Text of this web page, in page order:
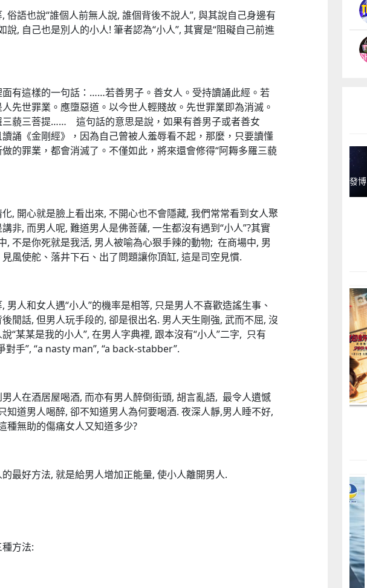
俗語也說“誰個人前無人說, 誰個背後不說人”, 與其說自己身邊有
說, 自己也是別人的小人! 筆者認為“小人”, 其實是“阻礙自己前進
面有這樣的一句話：……若善男子。善女人。受持讀誦此經。若
先世罪業。應墮惡道。以今世人輕賤故。先世罪業即為消滅。
三藐三菩提…… 這句話的意思是說，如果有善男子或者善女
誦《金剛經》，因為自己曾被人羞辱看不起，那麼，只要讀懂
的罪業，都會消滅了。不僅如此，將來還會修得“阿耨多羅三藐
, 開心就是臉上看出來, 不開心也不會隱藏, 我們常常看到女人聚
非, 而男人呢, 難道男人是佛菩薩, 一生都沒有遇到“小人”?其實
, 不是你死就是我活, 男人被喻為心狠手辣的動物; 在商場中, 男
風使舵、落井下石、出了問題讓你頂缸, 這是司空見慣.
男人和女人遇“小人”的機率是相等, 只是男人不喜歡造謠生事、
閒話, 但男人玩手段的, 卻是很出名. 男人天生剛強, 武而不屈, 沒
“某某是我的小人”, 在男人字典裡, 跟本沒有“小人”二字, 只有
對手”, “a nasty man”, “a back-stabber”.
人在酒居屋喝酒, 而亦有男人醉倒街頭, 胡言亂語, 最令人遺憾
知道男人喝醉, 卻不知道男人為何要喝酒. 夜深人靜,男人睡不好,
種無助的傷痛女人又知道多少?
最好方法, 就是給男人增加正能量, 使小人離開男人.
方法:
至 2026-09-12 2026-07-24 至 2026-11-30
童韻培育系列“星海星語・音樂啟蒙
2026-07-05 至 2026-08-09